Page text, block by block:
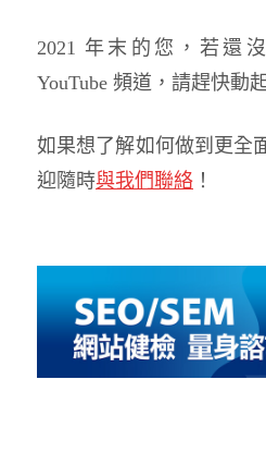
2021 年末的您，若還
YouTube 頻道，請趕快動
如果想了解如何做到更全
迎隨時與我們聯絡 ！